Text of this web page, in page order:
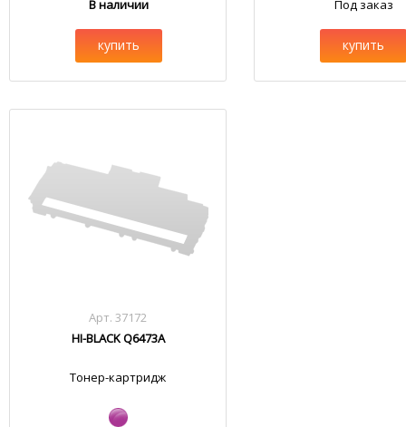
В наличии
купить
Под заказ
купить
Арт. 37172
HI-BLACK Q6473A
Тонер-картридж